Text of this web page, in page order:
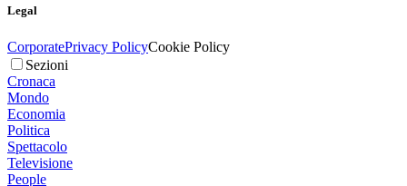
Legal
CorporatePrivacy PolicyCookie Policy
Sezioni
Cronaca
Mondo
Economia
Politica
Spettacolo
Televisione
People